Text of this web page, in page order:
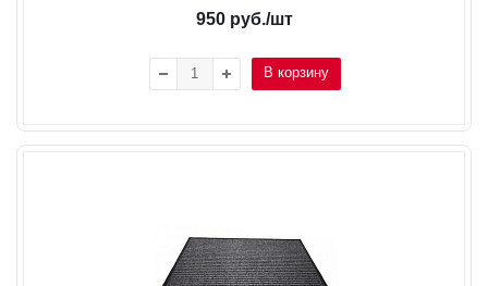
950 руб./шт
В корзину